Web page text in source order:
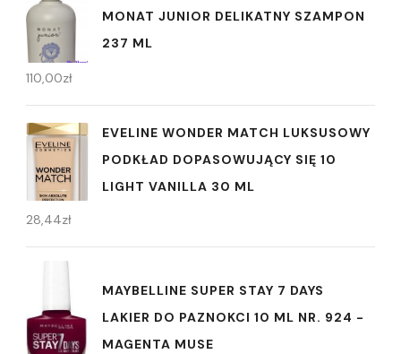
MONAT JUNIOR DELIKATNY SZAMPON
237 ML
110,00zł
EVELINE WONDER MATCH LUKSUSOWY
PODKŁAD DOPASOWUJĄCY SIĘ 10
LIGHT VANILLA 30 ML
28,44zł
MAYBELLINE SUPER STAY 7 DAYS
LAKIER DO PAZNOKCI 10 ML NR. 924 -
MAGENTA MUSE